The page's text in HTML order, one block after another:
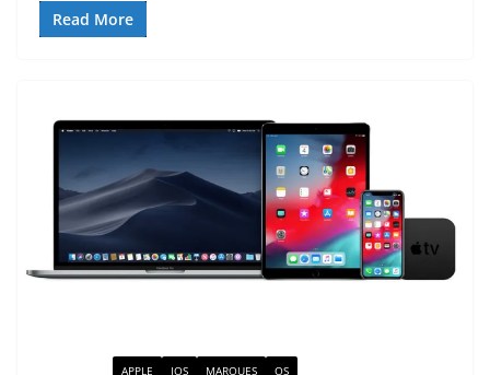
Read More
APPLE IOS MARQUES OS